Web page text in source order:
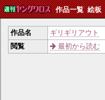
作品一覧 絵板
作品名 ギリギリアウト
閲覧
最初から読む